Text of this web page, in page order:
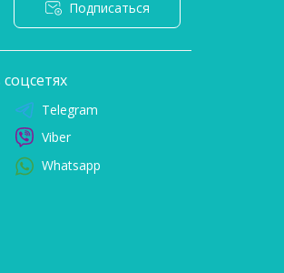
Подписаться
Telegram
Viber
Whatsapp